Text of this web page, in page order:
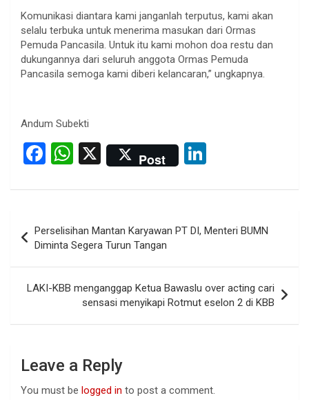
Komunikasi diantara kami janganlah terputus, kami akan
selalu terbuka untuk menerima masukan dari Ormas
Pemuda Pancasila. Untuk itu kami mohon doa restu dan
dukungannya dari seluruh anggota Ormas Pemuda
Pancasila semoga kami diberi kelancaran,” ungkapnya.
Andum Subekti
F
ce
o
o
k
W
at
s
A
p
p
X Post
ke
dI
n
navigation
Perselisihan Mantan Karyawan PT DI, Menteri BUMN
Diminta Segera Turun Tangan
LAKI-KBB menganggap Ketua Bawaslu over acting cari
sensasi menyikapi Rotmut eselon 2 di KBB
Leave a Reply
You must be logged in to post a comment.